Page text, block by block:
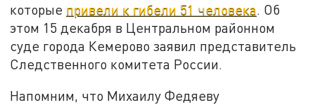
которые привели к гибели 51 человека. Об
этом 15 декабря в Центральном районном
суде города Кемерово заявил представитель
Следственного комитета России.
Напомним, что Михаилу Федяеву